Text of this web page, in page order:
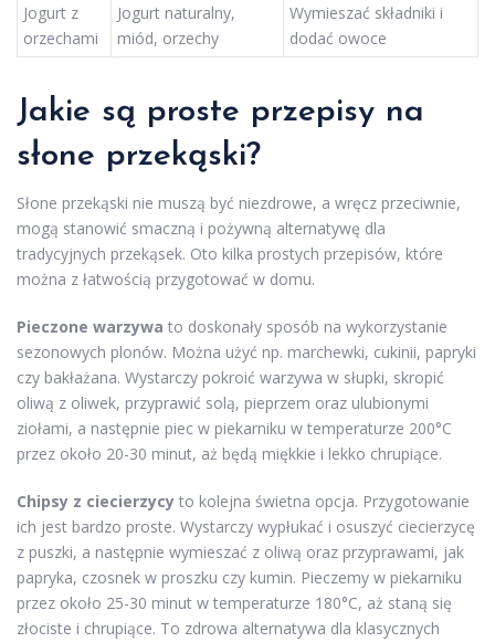
Jogurt z
orzechami
Jogurt naturalny,
miód, orzechy
Wymieszać składniki i
dodać owoce
Jakie są proste przepisy na
słone przekąski?
Słone przekąski nie muszą być niezdrowe, a wręcz przeciwnie,
mogą stanowić smaczną i pożywną alternatywę dla
tradycyjnych przekąsek. Oto kilka prostych przepisów, które
można z łatwością przygotować w domu.
Pieczone warzywa to doskonały sposób na wykorzystanie
sezonowych plonów. Można użyć np. marchewki, cukinii, papryki
czy bakłażana. Wystarczy pokroić warzywa w słupki, skropić
oliwą z oliwek, przyprawić solą, pieprzem oraz ulubionymi
ziołami, a następnie piec w piekarniku w temperaturze 200°C
przez około 20-30 minut, aż będą miękkie i lekko chrupiące.
Chipsy z ciecierzycy to kolejna świetna opcja. Przygotowanie
ich jest bardzo proste. Wystarczy wypłukać i osuszyć ciecierzycę
z puszki, a następnie wymieszać z oliwą oraz przyprawami, jak
papryka, czosnek w proszku czy kumin. Pieczemy w piekarniku
przez około 25-30 minut w temperaturze 180°C, aż staną się
złociste i chrupiące. To zdrowa alternatywa dla klasycznych